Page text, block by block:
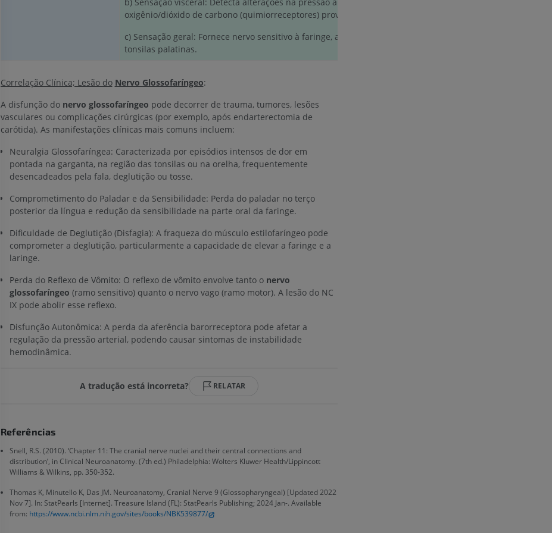
oxigênio/dióxido de carbono (quimiorreceptores) provenientes do seio carótico e do glomo carótico.
c) Sensação geral: Fornece nervo sensitivo à faringe, ao terço posterior da língua, à orelha média e às
tonsilas palatinas.
Correlação Clínica; Lesão do Nervo Glossofaríngeo:
A disfunção do nervo glossofaríngeo pode decorrer de trauma, tumores, lesões
vasculares ou complicações cirúrgicas (por exemplo, após endarterectomia de
carótida). As manifestações clínicas mais comuns incluem:
Neuralgia Glossofaríngea: Caracterizada por episódios intensos de dor em
pontada na garganta, na região das tonsilas ou na orelha, frequentemente
desencadeados pela fala, deglutição ou tosse.
Comprometimento do Paladar e da Sensibilidade: Perda do paladar no terço
posterior da língua e redução da sensibilidade na parte oral da faringe.
Dificuldade de Deglutição (Disfagia): A fraqueza do músculo estilofaríngeo pode
comprometer a deglutição, particularmente a capacidade de elevar a faringe e a
laringe.
Perda do Reflexo de Vômito: O reflexo de vômito envolve tanto o nervo
glossofaríngeo (ramo sensitivo) quanto o nervo vago (ramo motor). A lesão do NC
IX pode abolir esse reflexo.
Disfunção Autonômica: A perda da aferência barorreceptora pode afetar a
regulação da pressão arterial, podendo causar sintomas de instabilidade
hemodinâmica.
A tradução está incorreta? RELATAR
Referências
Snell, R.S. (2010). ‘Chapter 11: The cranial nerve nuclei and their central connections and
distribution’, in Clinical Neuroanatomy. (7th ed.) Philadelphia: Wolters Kluwer Health/Lippincott
Williams & Wilkins, pp. 350-352.
Thomas K, Minutello K, Das JM. Neuroanatomy, Cranial Nerve 9 (Glossopharyngeal) [Updated 2022
Nov 7]. In: StatPearls [Internet]. Treasure Island (FL): StatPearls Publishing; 2024 Jan-. Available
from: https://www.ncbi.nlm.nih.gov/sites/books/NBK539877/